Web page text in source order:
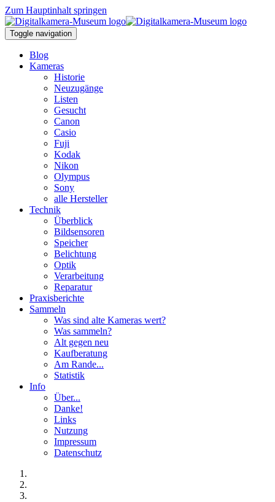
Zum Hauptinhalt springen
Toggle navigation
Blog
Kameras
Historie
Neuzugänge
Listen
Gesucht
Canon
Casio
Fuji
Kodak
Nikon
Olympus
Sony
alle Hersteller
Technik
Überblick
Bildsensoren
Speicher
Belichtung
Optik
Verarbeitung
Reparatur
Praxisberichte
Sammeln
Was sind alte Kameras wert?
Was sammeln?
Alt gegen neu
Kaufberatung
Am Rande...
Statistik
Info
Über...
Danke!
Links
Nutzung
Impressum
Datenschutz